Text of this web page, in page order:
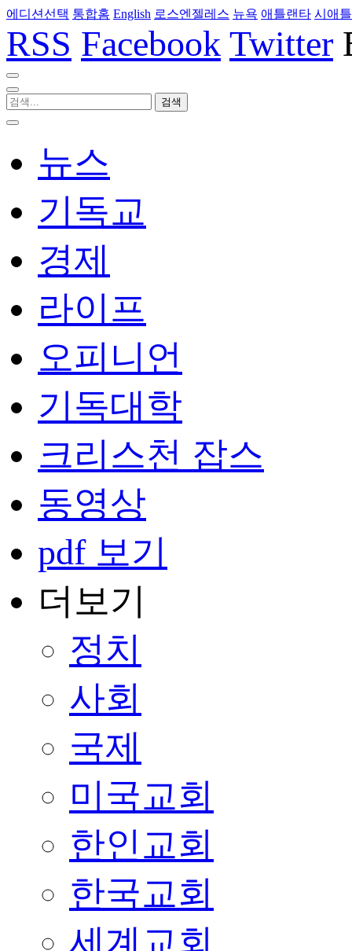
에디션선택 통합홈 English 로스엔젤레스 뉴욕 애틀랜타 시애틀
RSS Facebook Twitter
뉴스
기독교
경제
라이프
오피니언
기독대학
크리스천 잡스
동영상
pdf 보기
더보기
정치
사회
국제
미국교회
한인교회
한국교회
세계교회